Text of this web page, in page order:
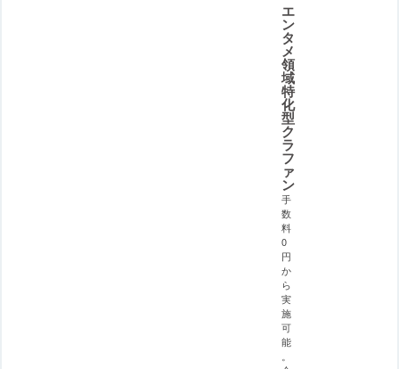
エ
ン
タ
メ
領
域
特
化
型
ク
ラ
フ
ァ
ン
手
数
料
0
円
か
ら
実
施
可
能
。